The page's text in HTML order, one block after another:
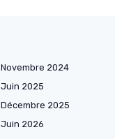
Novembre 2024
Juin 2025
Décembre 2025
Juin 2026